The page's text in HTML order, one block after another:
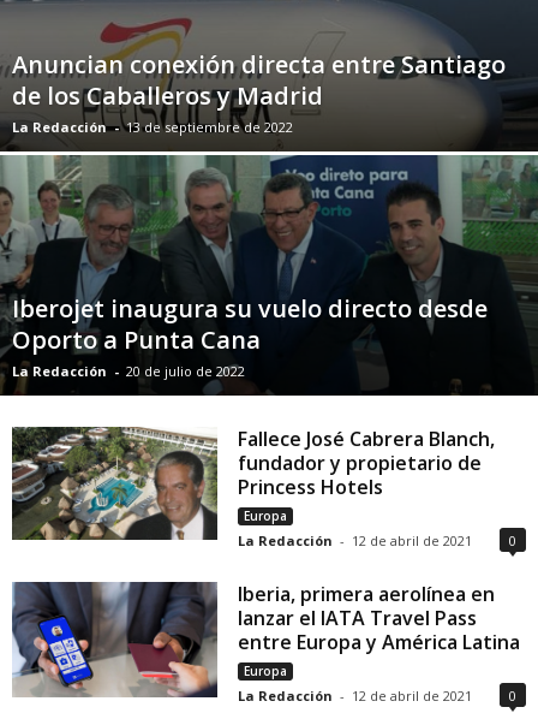
Anuncian conexión directa entre Santiago
de los Caballeros y Madrid
La Redacción - 13 de septiembre de 2022
Iberojet inaugura su vuelo directo desde
Oporto a Punta Cana
La Redacción - 20 de julio de 2022
Fallece José Cabrera Blanch,
fundador y propietario de
Princess Hotels
Europa
La Redacción - 12 de abril de 2021 0
Iberia, primera aerolínea en
lanzar el IATA Travel Pass
entre Europa y América Latina
Europa
La Redacción - 12 de abril de 2021 0